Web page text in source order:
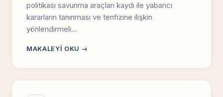
politikası savunma araçları kaydı ile yabancı
kararların tanınması ve tenfizine ilişkin
yönlendirmeli…
MAKALEYI OKU →